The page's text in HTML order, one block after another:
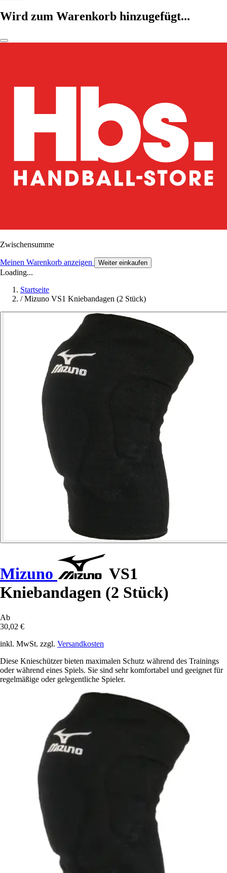
Wird zum Warenkorb hinzugefügt...
Zwischensumme
Meinen Warenkorb anzeigen Weiter einkaufen
Loading...
Startseite
/ Mizuno VS1 Kniebandagen (2 Stück)
Mizuno
VS1
Kniebandagen (2 Stück)
Ab
30,02 €
inkl. MwSt. zzgl. Versandkosten
Diese Knieschützer bieten maximalen Schutz während des Trainings
oder während eines Spiels. Sie sind sehr komfortabel und geeignet für
regelmäßige oder gelegentliche Spieler.